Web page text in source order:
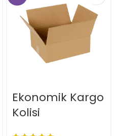
Ekonomik Kargo
Kolisi